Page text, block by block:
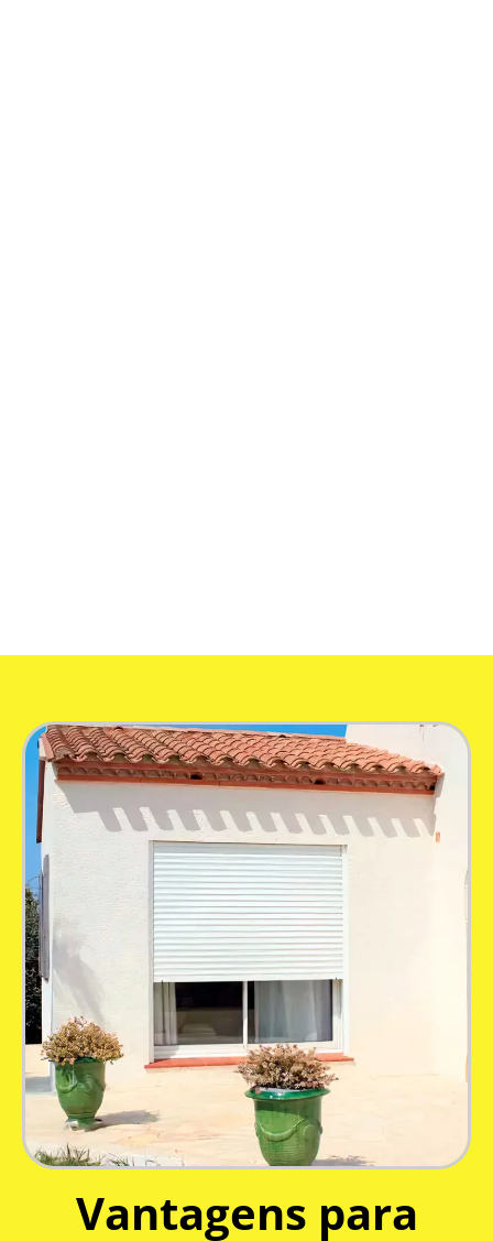
Vantagens para